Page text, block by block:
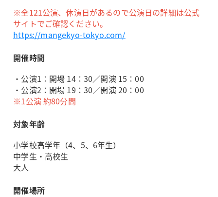
※全121公演、休演日があるので公演日の詳細は公式
サイトでご確認ください。
https://mangekyo-tokyo.com/
開催時間
・公演1：開場 14：30／開演 15：00
・公演2：開場 19：30／開演 20：00
※1公演 約80分間
対象年齢
小学校高学年（4、5、6年生）
中学生・高校生
大人
開催場所